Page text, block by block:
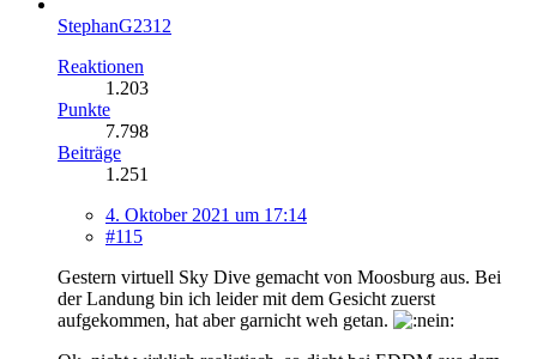
StephanG2312
Reaktionen
1.203
Punkte
7.798
Beiträge
1.251
4. Oktober 2021 um 17:14
#115
Gestern virtuell Sky Dive gemacht von Moosburg aus. Bei
der Landung bin ich leider mit dem Gesicht zuerst
aufgekommen, hat aber garnicht weh getan.